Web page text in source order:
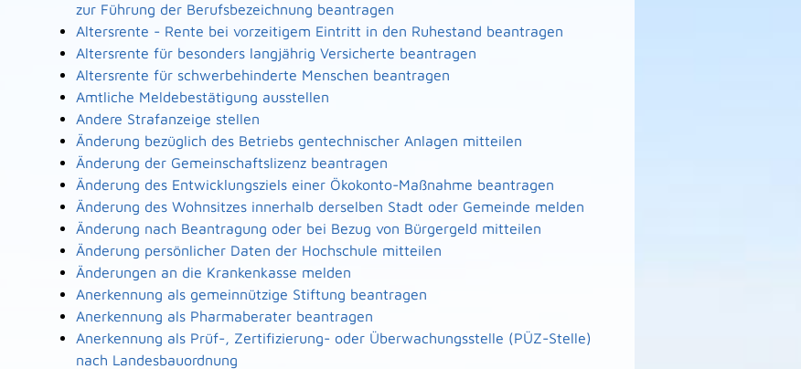
zur Führung der Berufsbezeichnung beantragen
Altersrente - Rente bei vorzeitigem Eintritt in den Ruhestand beantragen
Altersrente für besonders langjährig Versicherte beantragen
Altersrente für schwerbehinderte Menschen beantragen
Amtliche Meldebestätigung ausstellen
Andere Strafanzeige stellen
Änderung bezüglich des Betriebs gentechnischer Anlagen mitteilen
Änderung der Gemeinschaftslizenz beantragen
Änderung des Entwicklungsziels einer Ökokonto-Maßnahme beantragen
Änderung des Wohnsitzes innerhalb derselben Stadt oder Gemeinde melden
Änderung nach Beantragung oder bei Bezug von Bürgergeld mitteilen
Änderung persönlicher Daten der Hochschule mitteilen
Änderungen an die Krankenkasse melden
Anerkennung als gemeinnützige Stiftung beantragen
Anerkennung als Pharmaberater beantragen
Anerkennung als Prüf-, Zertifizierung- oder Überwachungsstelle (PÜZ-Stelle)
nach Landesbauordnung